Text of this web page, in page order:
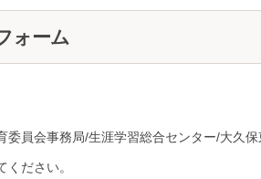
ォーム
委員会事務局/生涯学習総合センター/大久
ください。